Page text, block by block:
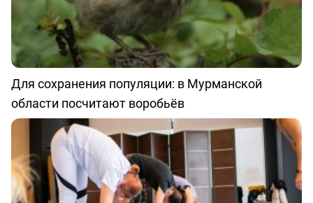
Для сохранения популяции: в Мурманской
области посчитают воробьёв